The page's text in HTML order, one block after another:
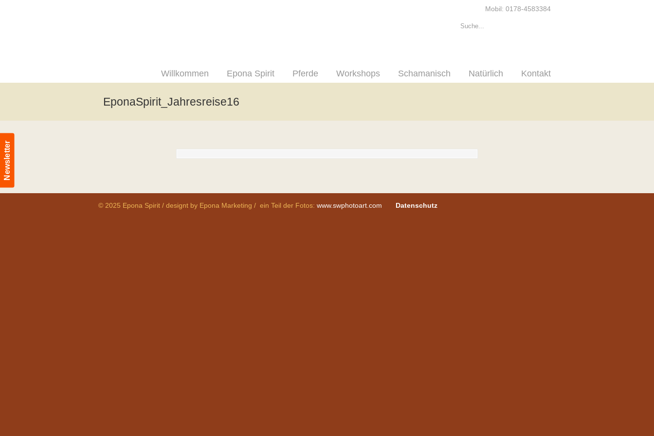
Newsletter
Mobil: 0178-4583384
Willkommen Epona Spirit Pferde Workshops Schamanisch Natürlich Kontakt
EponaSpirit_Jahresreise16
© 2025 Epona Spirit / designt by Epona Marketing / ein Teil der Fotos: www.swphotoart.com Datenschutz